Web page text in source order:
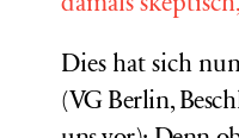
damals
Dies hat sich
(VG Berlin,